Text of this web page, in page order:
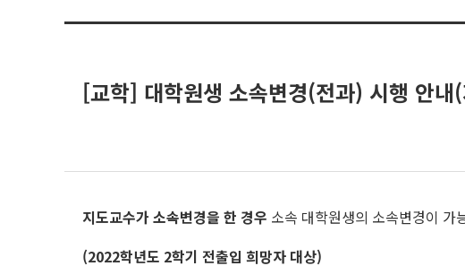
[교학] 대학원생 소속변경(전과) 시행 안내
지도교수가 소속변경을 한 경우 소속 대학원생의 소속변경이 가
(2022학년도 2학기 전출입 희망자 대상)